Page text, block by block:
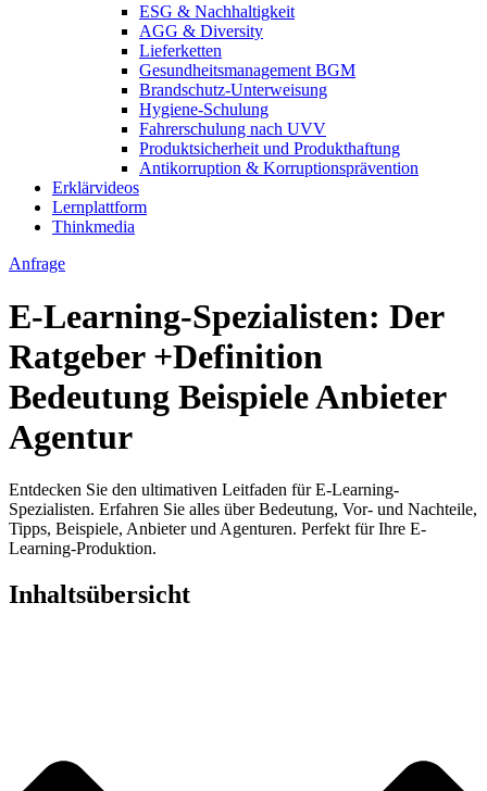
ESG & Nachhaltigkeit
AGG & Diversity
Lieferketten
Gesundheitsmanagement BGM
Brandschutz-Unterweisung
Hygiene-Schulung
Fahrerschulung nach UVV
Produktsicherheit und Produkthaftung
Antikorruption & Korruptionsprävention
Erklärvideos
Lernplattform
Thinkmedia
Anfrage
E-Learning-Spezialisten: Der
Ratgeber +Definition
Bedeutung Beispiele Anbieter
Agentur
Entdecken Sie den ultimativen Leitfaden für E-Learning-
Spezialisten. Erfahren Sie alles über Bedeutung, Vor- und Nachteile,
Tipps, Beispiele, Anbieter und Agenturen. Perfekt für Ihre E-
Learning-Produktion.
Inhaltsübersicht